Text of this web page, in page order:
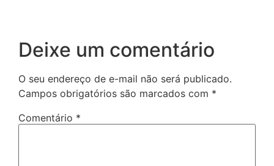
Deixe um comentário
O seu endereço de e-mail não será publicado.
Campos obrigatórios são marcados com *
Comentário *